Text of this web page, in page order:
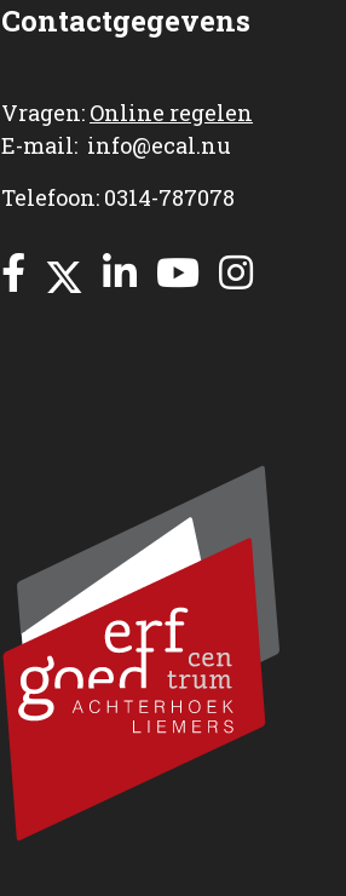
Contactgegevens
Vragen: Online regelen
E-mail: info@ecal.nu
Telefoon: 0314-787078